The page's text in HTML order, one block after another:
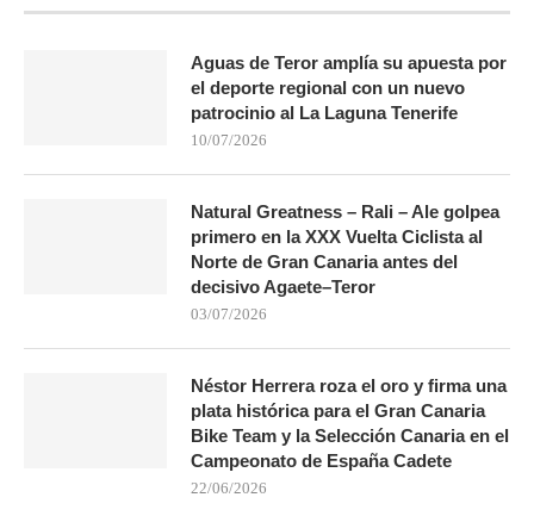
Aguas de Teror amplía su apuesta por
el deporte regional con un nuevo
patrocinio al La Laguna Tenerife
10/07/2026
Natural Greatness – Rali – Ale golpea
primero en la XXX Vuelta Ciclista al
Norte de Gran Canaria antes del
decisivo Agaete–Teror
03/07/2026
Néstor Herrera roza el oro y firma una
plata histórica para el Gran Canaria
Bike Team y la Selección Canaria en el
Campeonato de España Cadete
22/06/2026